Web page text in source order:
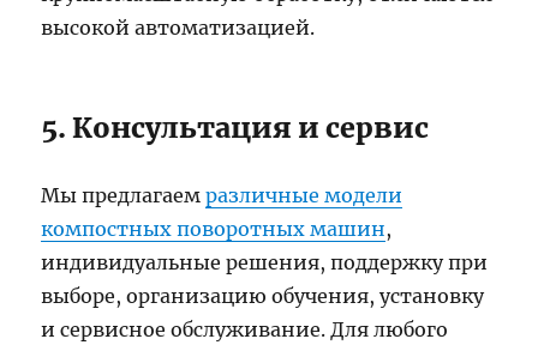
высокой автоматизацией.
5. Консультация и сервис
Мы предлагаемразличные модели
компостных поворотных машин,
индивидуальные решения, поддержку при
выборе, организацию обучения, установку
и сервисное обслуживание. Для любого